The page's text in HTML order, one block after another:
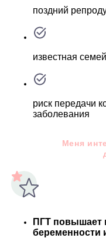
поздний
известная
риск передачи
заболевания
Меня
ПГТ повышает
беременности